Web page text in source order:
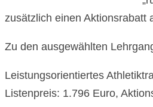
zusätzlich einen Aktionsrabatt
Zu den ausgewählten
Leistungsorientiertes
Listenpreis: 1.796 Euro,